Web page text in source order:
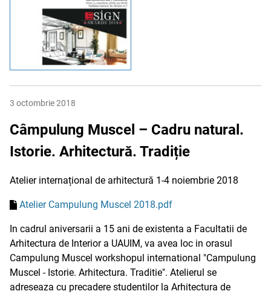
3 octombrie 2018
Câmpulung Muscel – Cadru natural.
Istorie. Arhitectură. Tradiție
Atelier internațional de arhitectură 1-4 noiembrie 2018
Atelier Campulung Muscel 2018.pdf
In cadrul aniversarii a 15 ani de existenta a Facultatii de
Arhitectura de Interior a UAUIM, va avea loc in orasul
Campulung Muscel workshopul international "Campulung
Muscel - Istorie. Arhitectura. Traditie". Atelierul se
adreseaza cu precadere studentilor la Arhitectura de